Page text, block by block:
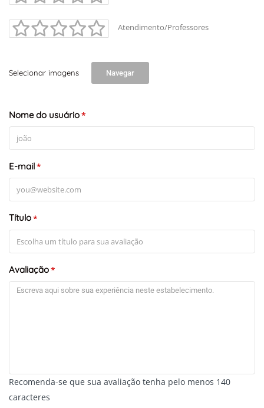
+-
Leaflet
Atendimento/Professores
Selecionar imagens Navegar
Nome do usuário*
E-mail*
Título*
Avaliação*
Recomenda-se que sua avaliação tenha pelo menos 140
caracteres